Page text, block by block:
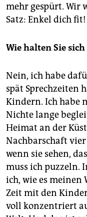
mehr gespürt. Wir
Satz: Enkel dich fit!
Wie halten Sie
Nein, ich habe
spät Sprechzeiten
Kindern. Ich habe
Nichte lange
Heimat an der
Nachbarschaft
wenn sie sehen,
muss ich puzzeln.
ich, wie es meinen
Zeit mit den
voll konzentriert